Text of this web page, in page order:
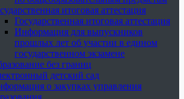
итоговая аттестация
Государственная итоговая аттестация
Информация для выпускников
прошлых лет об участии в едином
государственном экзамене
без границ
детский сад
о закупках управления